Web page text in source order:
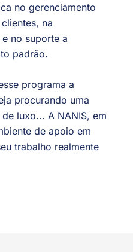
no gerenciamento
na
no suporte a
padrão.
programa a
procurando uma
luxo... A NANIS, em
de apoio em
trabalho realmente